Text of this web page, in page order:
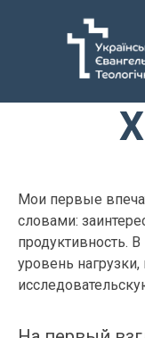
Мои первые
словами:
продуктивность.
уровень нагрузки,